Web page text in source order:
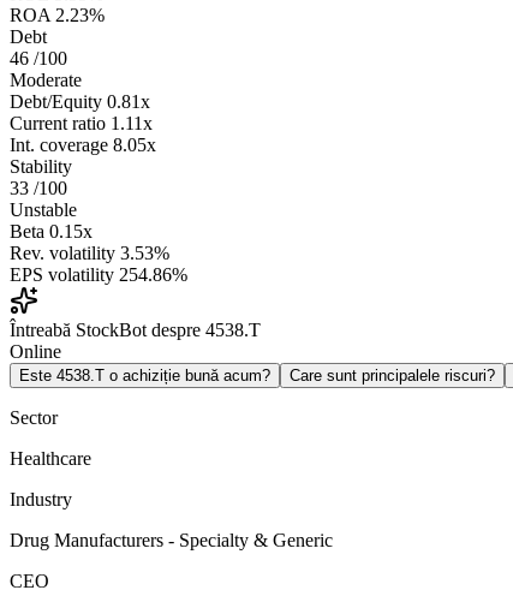
ROA 2.23%
Debt
46 /100
Moderate
Debt/Equity 0.81x
Current ratio 1.11x
Int. coverage 8.05x
Stability
33 /100
Unstable
Beta 0.15x
Rev. volatility 3.53%
EPS volatility 254.86%
Întreabă StockBot despre 4538.T
Online
Este 4538.T o achiziție bună acum? Care sunt principalele riscuri?
Sector
Healthcare
Industry
Drug Manufacturers - Specialty & Generic
CEO